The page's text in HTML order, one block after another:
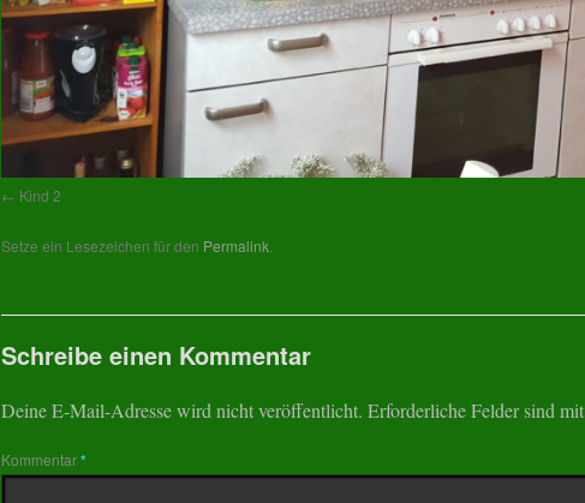
Kind 2
Setze ein Lesezeichen für den Permalink.
Schreibe einen Kommentar
Deine E-Mail-Adresse wird nicht veröffentlicht. Erforderliche Felder sind mit
Kommentar*